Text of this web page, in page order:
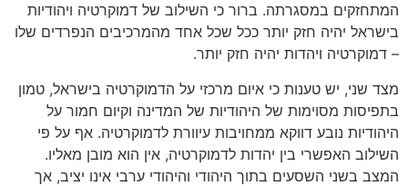
המתחזקים במסגרתה. ברור כי השילוב של דמוקרטיה ויהודיות
בישראל יהיה חזק יותר ככל שכל אחד מהמרכיבים הנפרדים שלו
– דמוקרטיה ויהדות יהיה חזק יותר.
מצד שני, יש טענות כי איום מרכזי על הדמוקרטיה בישראל, טמון
בתפיסות מסוימות של היהודיות של המדינה וקיום חמור על
היהודיות נובע דווקא ממחויבות עיוורת לדמוקרטיה. אף על פי
השילוב האפשרי בין יהדות לדמוקרטיה, אין הוא מובן מאליו.
המצב בשני השסעים בתוך היהודי והיהודי ערבי אינו יציב, אך